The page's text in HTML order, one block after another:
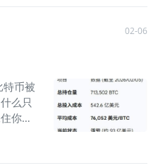
赚的
资，
标
“瞎猫
钱，
下重
涨了
角
出现
现出
是否
次回到
资界
加剧
产配
绪正
到多
物，
10万
而且
未能
落至
区间
阔
的起
02-06
特币被
么只
你的
在
帝，